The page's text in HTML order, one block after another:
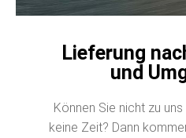
Lieferung
und
Können Sie nicht zu
keine Zeit? Dann